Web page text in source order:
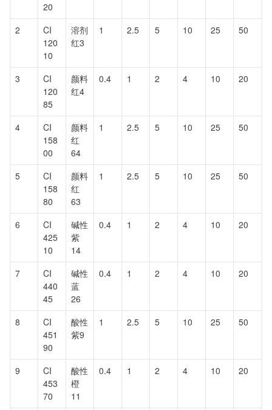
20
2
CI
120
10
溶剂
红3
1 2.5 5 10 25 50
3
CI
120
85
颜料
红4
0.4 1 2 4 10 20
4
CI
158
00
颜料
红
64
1 2.5 5 10 25 50
5
CI
158
80
颜料
红
63
1 2.5 5 10 25 50
6
CI
425
10
碱性
紫
14
0.4 1 2 4 10 20
7
CI
440
45
碱性
蓝
26
0.4 1 2 4 10 20
8
CI
451
90
酸性
紫9
1 2.5 5 10 25 50
9
CI
453
70
酸性
橙
11
0.4 1 2 4 10 20